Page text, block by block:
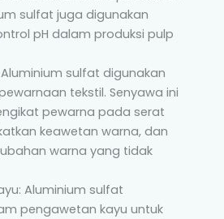
sulfat juga digunakan
pH dalam produksi pulp
sulfat digunakan
tekstil. Senyawa ini
pewarna pada serat
keawetan warna, dan
warna yang tidak
Aluminium sulfat
pengawetan kayu untuk